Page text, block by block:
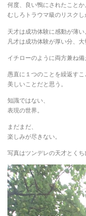
何度、良い鴨にされたことか。
むしろトラウマ級のリスクし
天才は成功体験に感動が薄い。
凡才は成功体験が厚い分、大
イチローのように両方兼ね
愚直に１つのことを繰返すこ
美しいことだと思う。
知識ではない、
表現の世界。
まだまだ、
楽しみが尽きない。
写真はツンデレの天才とく